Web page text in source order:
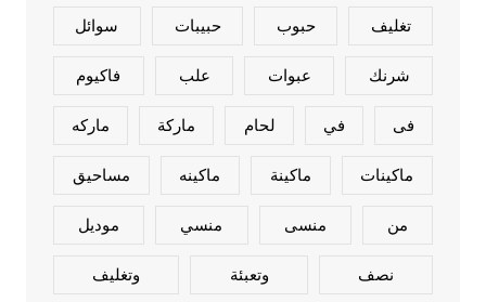
تغليف حبوب حبيبات سوائل
شرنك عبوات علب فاكيوم
فى في لحام ماركة ماركه
ماكينات ماكينة ماكينه مساحيق
من منسى منسي موديل
نصف وتعبئة وتغليف